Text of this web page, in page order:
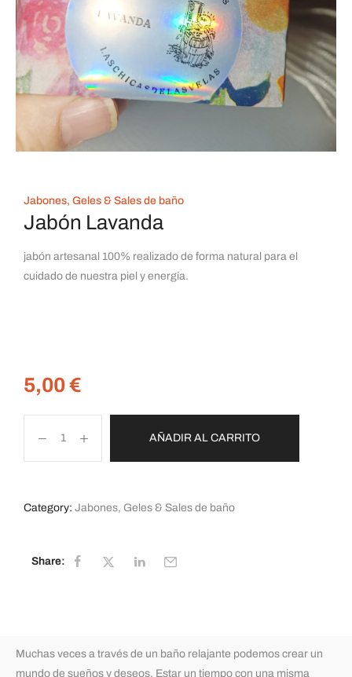
Jabones, Geles & Sales de baño
Jabón Lavanda
jabón artesanal 100% realizado de forma natural para el
cuidado de nuestra piel y energía.
5,00€
AÑADIR AL CARRITO
Category: Jabones, Geles & Sales de baño
Share:
Muchas veces a través de un baño relajante podemos crear un
mundo de sueños y deseos. Estar un tiempo con una misma